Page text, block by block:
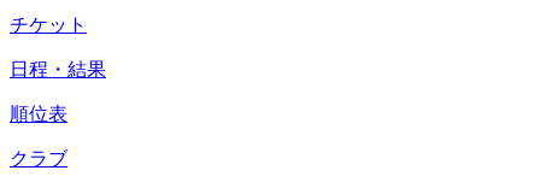
チケット
日程・結果
順位表
クラブ